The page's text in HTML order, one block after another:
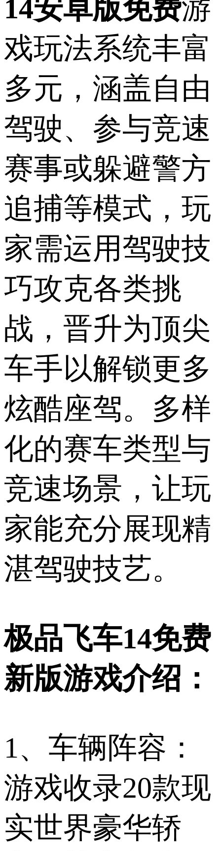
14安卓版免费游
戏玩法系统丰富
多元，涵盖自由
驾驶、参与竞速
赛事或躲避警方
追捕等模式，玩
家需运用驾驶技
巧攻克各类挑
战，晋升为顶尖
车手以解锁更多
炫酷座驾。多样
化的赛车类型与
竞速场景，让玩
家能充分展现精
湛驾驶技艺。
极品飞车14免费
新版游戏介绍：
1、车辆阵容：
游戏收录20款现
实世界豪华轿